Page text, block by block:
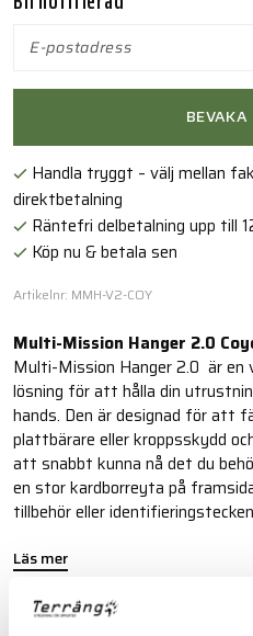
BEVAKA
Handla tryggt – välj mellan
direktbetalning
Räntefri delbetalning upp till
Köp nu & betala sen
Artikelnr: MMH-V2-COY
Multi-Mission Hanger 2.0
Multi-Mission Hanger 2.0 är
lösning för att hålla din
hands. Den är designad för att
plattbärare eller kroppsskydd
att snabbt kunna nå det du
en stor kardborreyta på
tillbehör eller
Läs mer